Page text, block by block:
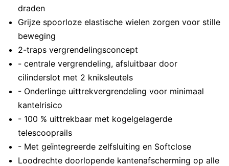
draden
Grijze spoorloze elastische wielen zorgen voor stille
beweging
2-traps vergrendelingsconcept
- centrale vergrendeling, afsluitbaar door
cilinderslot met 2 kniksleutels
- Onderlinge uittrekvergrendeling voor minimaal
kantelrisico
- 100 % uittrekbaar met kogelgelagerde
telescooprails
- Met geïntegreerde zelfsluiting en Softclose
Loodrechte doorlopende kantenafscherming op alle